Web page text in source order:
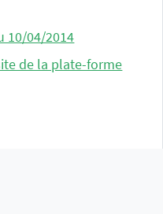
10/04/2014
de la plate-forme